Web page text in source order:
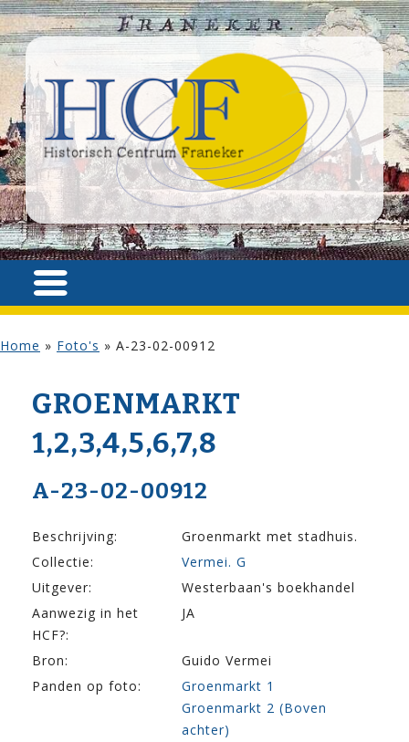
Home » Foto's » A-23-02-00912
GROENMARKT
1,2,3,4,5,6,7,8
A-23-02-00912
Beschrijving:
Groenmarkt met stadhuis.
Collectie:
Vermei. G
Uitgever:
Westerbaan's boekhandel
Aanwezig in het
HCF?:
JA
Bron:
Guido Vermei
Panden op foto:
Groenmarkt 1
Groenmarkt 2 (Boven
achter)